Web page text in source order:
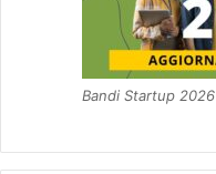
Bandi Startup 2026